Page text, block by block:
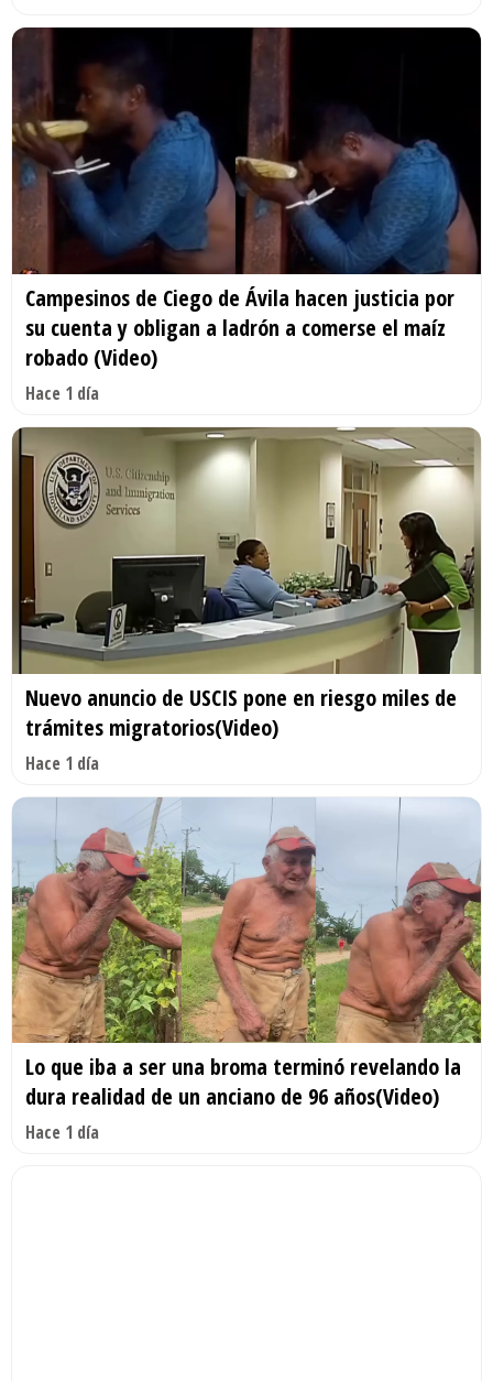
Campesinos de Ciego de Ávila hacen justicia por
su cuenta y obligan a ladrón a comerse el maíz
robado (Video)
Hace 1 día
Nuevo anuncio de USCIS pone en riesgo miles de
trámites migratorios(Video)
Hace 1 día
Lo que iba a ser una broma terminó revelando la
dura realidad de un anciano de 96 años(Video)
Hace 1 día